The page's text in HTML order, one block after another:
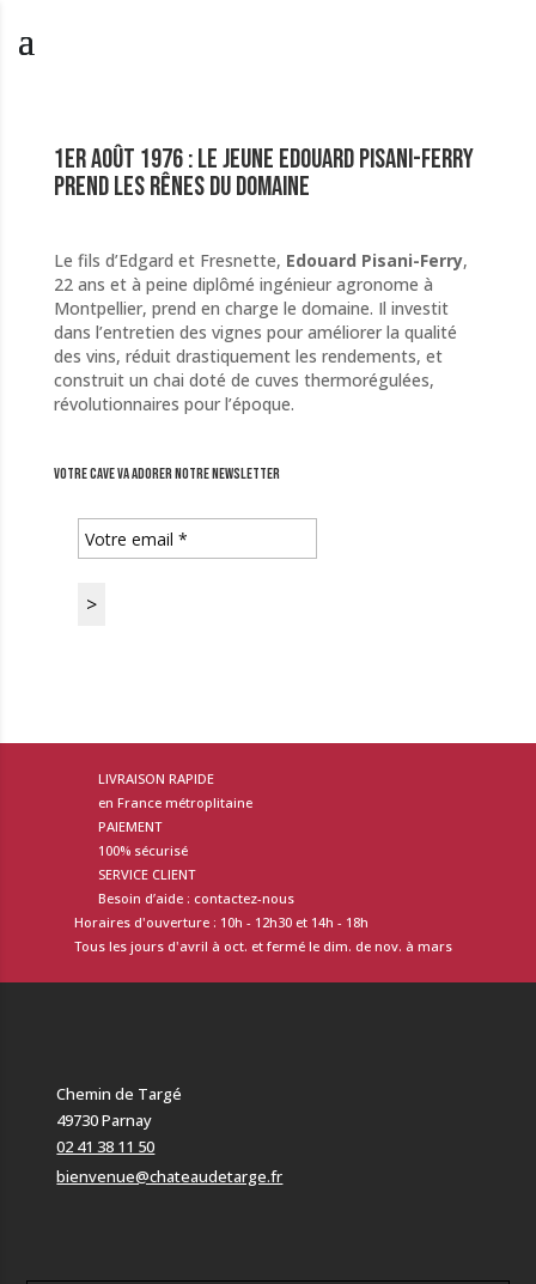
1er août 1976 : Le jeune Edouard Pisani-Ferry
prend les rênes du domaine
Le fils d’Edgard et Fresnette, Edouard Pisani-Ferry,
22 ans et à peine diplômé ingénieur agronome à
Montpellier, prend en charge le domaine. Il investit
dans l’entretien des vignes pour améliorer la qualité
des vins, réduit drastiquement les rendements, et
construit un chai doté de cuves thermorégulées,
révolutionnaires pour l’époque.
Votre cave va adorer notre newsletter
LIVRAISON RAPIDE
en France métroplitaine
PAIEMENT
100% sécurisé
SERVICE CLIENT
Besoin d’aide : contactez-nous
Horaires d'ouverture : 10h - 12h30 et 14h - 18h
Tous les jours d'avril à oct. et fermé le dim. de nov. à mars
Chemin de Targé
49730 Parnay
02 41 38 11 50
bienvenue@chateaudetarge.fr